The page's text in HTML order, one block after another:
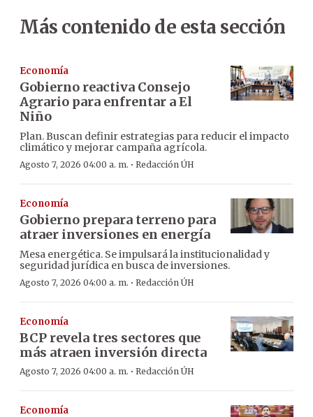
Más contenido de esta sección
Economía
Gobierno reactiva Consejo
Agrario para enfrentar a El
Niño
Plan. Buscan definir estrategias para reducir el impacto
climático y mejorar campaña agrícola.
Agosto 7, 2026 04:00 a. m. · Redacción ÚH
Economía
Gobierno prepara terreno para
atraer inversiones en energía
Mesa energética. Se impulsará la institucionalidad y
seguridad jurídica en busca de inversiones.
Agosto 7, 2026 04:00 a. m. · Redacción ÚH
Economía
BCP revela tres sectores que
más atraen inversión directa
Agosto 7, 2026 04:00 a. m. · Redacción ÚH
Economía